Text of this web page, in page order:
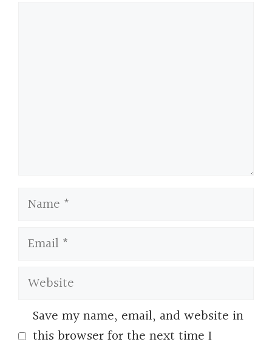
Name
Email
Website
Save my name, email, and website in
this browser for the next time I